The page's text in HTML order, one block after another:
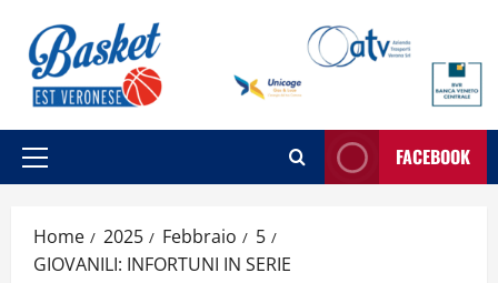
contenuto
Menu
FACEBOOK
Home 2025 Febbraio
5
GIOVANILI: INFORTUNI IN SERIE